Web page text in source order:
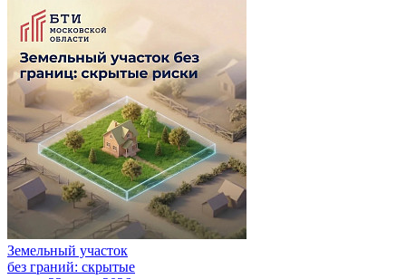
Земельный участок
без граний: скрытые